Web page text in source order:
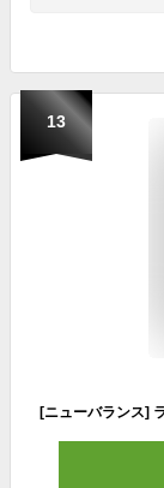
13